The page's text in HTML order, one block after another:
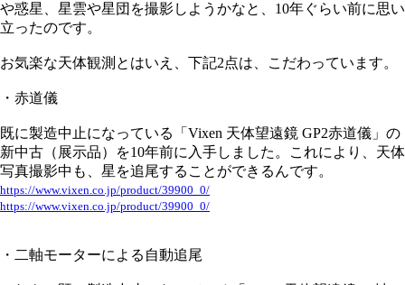
や惑星、星雲や星団を撮影しようかなと、10年ぐらい前に思い
立ったのです。
お気楽な天体観測とはいえ、下記2点は、こだわっています。
・赤道儀
既に製造中止になっている「Vixen 天体望遠鏡 GP2赤道儀」の
新中古（展示品）を10年前に入手しました。これにより、天体
写真撮影中も、星を追尾することができるんです。
https://www.vixen.co.jp/product/39900_0/
https://www.vixen.co.jp/product/39900_0/
・二軸モーターによる自動追尾